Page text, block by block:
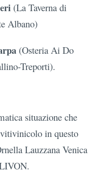
(La Taverna di
Albano)
(Osteria Ai Do
Treporti).
situazione che
in questo
Lauzzana Venica